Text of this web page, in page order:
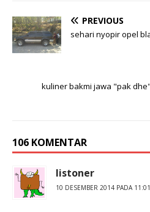
PREVIOUS
sehari nyopir opel
kuliner bakmi jawa "pak
106 KOMENTAR
listoner
10 DESEMBER 2014 PADA